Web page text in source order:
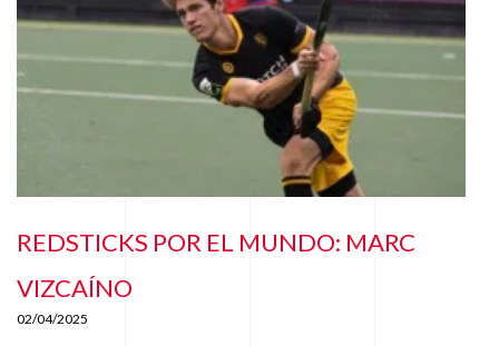
REDSTICKS POR EL MUNDO: MARC
VIZCAÍNO
02/04/2025